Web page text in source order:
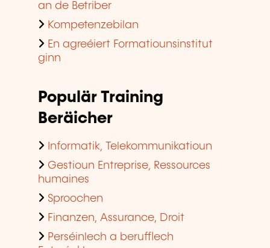
an de Betriber
Kompetenzebilan
En agreéiert Formatiounsinstitut
ginn
Populär Training
Beräicher
Informatik, Telekommunikatioun
Gestioun Entreprise, Ressources
humaines
Sproochen
Finanzen, Assurance, Droit
Perséinlech a berufflech